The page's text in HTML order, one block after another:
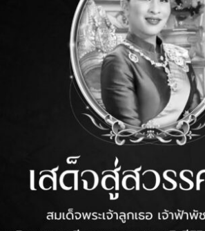
Line
ะกาศรับสมัครนักศึกษา,หน่วยงาน